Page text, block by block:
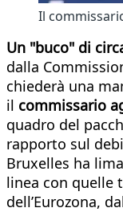
Il
Un "buco" di
dalla
chiederà una
il commissario
quadro del
rapporto sul
Bruxelles ha
linea con quelle
dell’Eurozona,